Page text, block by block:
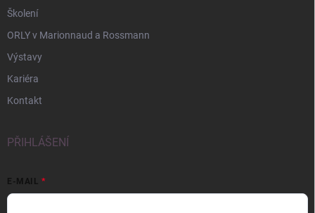
Školení
ORLY v Marionnaud a Rossmann
Výstavy
Kariéra
Kontakt
PŘIHLÁŠENÍ
E-MAIL